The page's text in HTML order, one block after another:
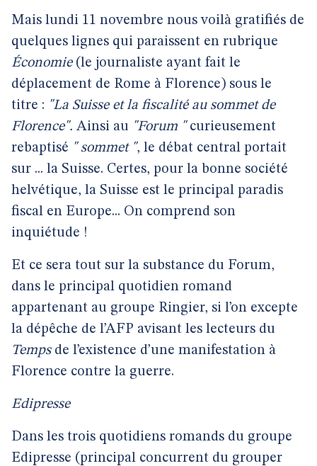
Mais lundi 11 novembre nous voilà gratifiés de
quelques lignes qui paraissent en rubrique
Économie(le journaliste ayant fait le
déplacement de Rome à Florence) sous le
titre : "La Suisse et la fiscalité au sommet de
Florence". Ainsi au "Forum "curieusement
rebaptisé " sommet ", le débat central portait
sur ... la Suisse. Certes, pour la bonne société
helvétique, la Suisse est le principal paradis
fiscal en Europe... On comprend son
inquiétude !
Et ce sera tout sur la substance du Forum,
dans le principal quotidien romand
appartenant au groupe Ringier, si l’on excepte
la dépêche de l’AFP avisant les lecteurs du
Tempsde l’existence d’une manifestation à
Florence contre la guerre.
Edipresse
Dans les trois quotidiens romands du groupe
Edipresse (principal concurrent du grouper